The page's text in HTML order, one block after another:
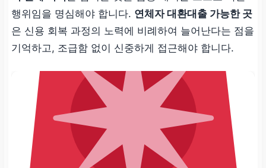
행위임을 명심해야 합니다. 연체자 대환대출 가능한 곳
은 신용 회복 과정의 노력에 비례하여 늘어난다는 점을
기억하고, 조급함 없이 신중하게 접근해야 합니다.